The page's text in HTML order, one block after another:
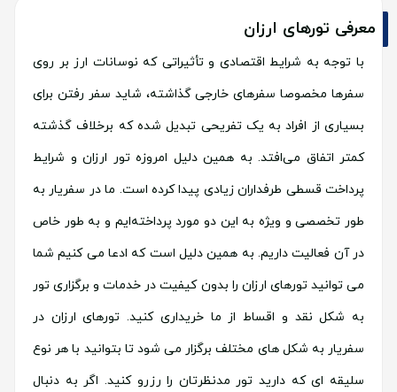
معرفی تورهای ارزان
با توجه به شرایط اقتصادی و تأثیراتی که نوسانات ارز بر روی
سفرها مخصوصا سفرهای خارجی گذاشته، شاید سفر رفتن برای
بسیاری از افراد به یک تفریحی تبدیل شده که برخلاف گذشته
کمتر اتفاق می‌افتد. به همین دلیل امروزه تور ارزان و شرایط
پرداخت قسطی طرفداران زیادی پیدا کرده است. ما در سفریار به
طور تخصصی و ویژه به این دو مورد پرداخته‌ایم و به طور خاص
در آن فعالیت داریم. به همین دلیل است که ادعا می کنیم شما
می توانید تورهای ارزان را بدون کیفیت در خدمات و برگزاری تور
به شکل نقد و اقساط از ما خریداری کنید. تورهای ارزان در
سفریار به شکل های مختلف برگزار می شود تا بتوانید با هر نوع
سلیقه ای که دارید تور مدنظرتان را رزرو کنید. اگر به دنبال